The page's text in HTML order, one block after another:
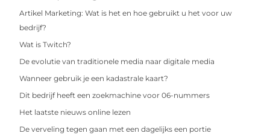
Artikel Marketing: Wat is het en hoe gebruikt u het voor uw
bedrijf?
Wat is Twitch?
De evolutie van traditionele media naar digitale media
Wanneer gebruik je een kadastrale kaart?
Dit bedrijf heeft een zoekmachine voor 06-nummers
Het laatste nieuws online lezen
De verveling tegen gaan met een dagelijks een portie